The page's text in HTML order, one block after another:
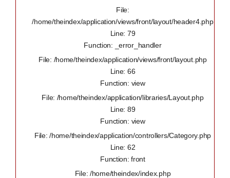
File:
/home/theindex/application/views/front/layout/header4.php
Line: 79
Function: _error_handler
File: /home/theindex/application/views/front/layout.php
Line: 66
Function: view
File: /home/theindex/application/libraries/Layout.php
Line: 89
Function: view
File: /home/theindex/application/controllers/Category.php
Line: 62
Function: front
File: /home/theindex/index.php